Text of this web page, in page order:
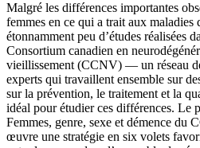
Malgré les différences importantes
femmes en ce qui a trait aux maladies
étonnamment peu d’études réalisées
Consortium canadien en
vieillissement (CCNV) — un réseau
experts qui travaillent ensemble sur
sur la prévention, le traitement et la
idéal pour étudier ces différences. Le
Femmes, genre, sexe et démence du
œuvre une stratégie en six volets